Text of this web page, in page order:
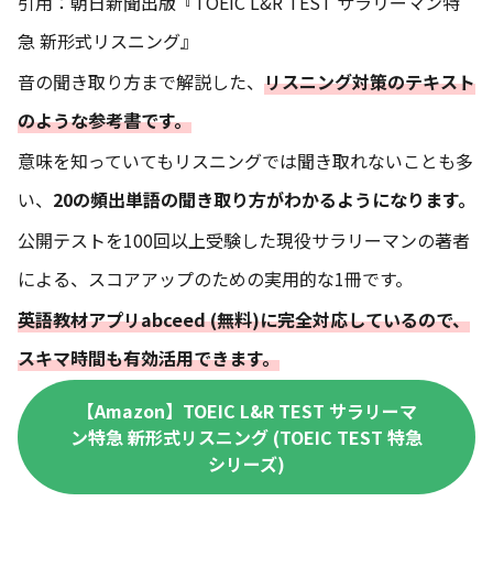
急 新形式リスニング』
音の聞き取り方まで解説した、 リスニング対策のテキスト
のような参考書です。
意味を知っていてもリスニングでは聞き取れないことも多
い、 20の頻出単語の聞き取り方がわかるようになります。
公開テストを100回以上受験した現役サラリーマンの著者
による、スコアアップのための実用的な1冊です。
英語教材アプリabceed (無料)に完全対応しているので、
スキマ時間も有効活用できます。
【Amazon】TOEIC L&R TEST サラリーマ
ン特急 新形式リスニング (TOEIC TEST 特急
シリーズ)